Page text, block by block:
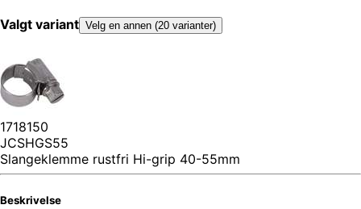
Valgt variant Velg en annen (20 varianter)
1718150
JCSHGS55
Slangeklemme rustfri Hi-grip 40-55mm
Beskrivelse